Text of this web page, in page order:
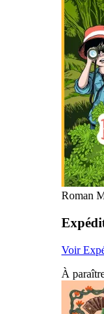
Roman
Voir
À